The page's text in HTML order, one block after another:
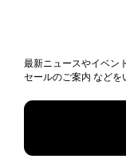
最新ニュースやイベント
セールのご案内 などを